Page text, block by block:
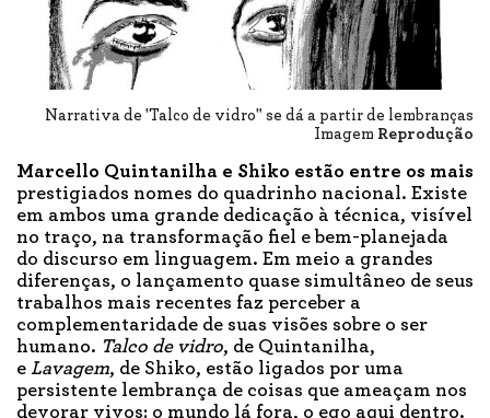
Narrativa de 'Talco de vidro" se dá a partir de lembranças
Imagem Reprodução
Marcello Quintanilha e Shiko estão entre os mais
prestigiados nomes do quadrinho nacional. Existe
em ambos uma grande dedicação à técnica, visível
no traço, na transformação fiel e bem-planejada
do discurso em linguagem. Em meio a grandes
diferenças, o lançamento quase simultâneo de seus
trabalhos mais recentes faz perceber a
complementaridade de suas visões sobre o ser
humano. Talco de vidro, de Quintanilha,
e Lavagem, de Shiko, estão ligados por uma
persistente lembrança de coisas que ameaçam nos
devorar vivos: o mundo lá fora, o ego aqui dentro.